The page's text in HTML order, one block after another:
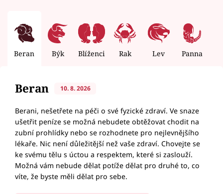
Beran Býk Blíženci Rak Lev Panna
Beran 10. 8. 2026
Berani, nešetřete na péči o své fyzické zdraví. Ve snaze
ušetřit peníze se možná nebudete obtěžovat chodit na
zubní prohlídky nebo se rozhodnete pro nejlevnějšího
lékaře. Nic není důležitější než vaše zdraví. Chovejte se
ke svému tělu s úctou a respektem, které si zaslouží.
Možná vám nebude dělat potíže dělat pro druhé to, co
víte, že byste měli dělat pro sebe.